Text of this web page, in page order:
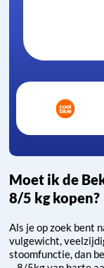
Moet ik de Beko HTV8716XWST SteamCure –
8/5 kg kopen?
Als je op zoek bent
vulgewicht,
stoomfunctie, dan